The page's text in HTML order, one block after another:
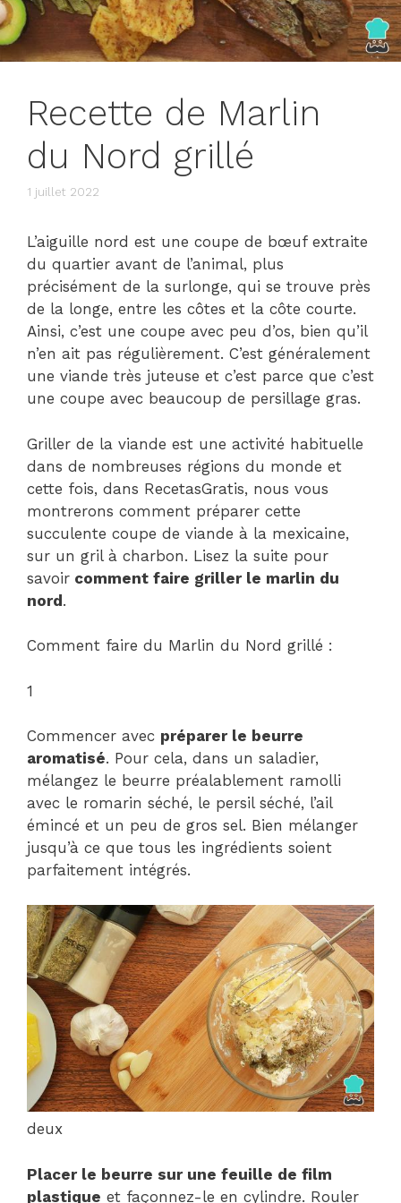
Recette de Marlin
du Nord grillé
1 juillet 2022
L’aiguille nord est une coupe de bœuf extraite
du quartier avant de l’animal, plus
précisément de la surlonge, qui se trouve près
de la longe, entre les côtes et la côte courte.
Ainsi, c’est une coupe avec peu d’os, bien qu’il
n’en ait pas régulièrement. C’est généralement
une viande très juteuse et c’est parce que c’est
une coupe avec beaucoup de persillage gras.
Griller de la viande est une activité habituelle
dans de nombreuses régions du monde et
cette fois, dans RecetasGratis, nous vous
montrerons comment préparer cette
succulente coupe de viande à la mexicaine,
sur un gril à charbon. Lisez la suite pour
savoir comment faire griller le marlin du
nord.
Comment faire du Marlin du Nord grillé :
1
Commencer avec préparer le beurre
aromatisé. Pour cela, dans un saladier,
mélangez le beurre préalablement ramolli
avec le romarin séché, le persil séché, l’ail
émincé et un peu de gros sel. Bien mélanger
jusqu’à ce que tous les ingrédients soient
parfaitement intégrés.
deux
Placer le beurre sur une feuille de film
plastique et façonnez-le en cylindre. Rouler